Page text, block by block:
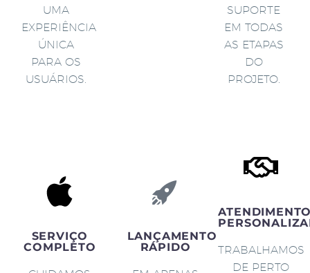
UMA
EXPERIÊNCIA
ÚNICA
PARA OS
USUÁRIOS.
SUPORTE
EM TODAS
AS ETAPAS
DO
PROJETO.
SERVIÇO
COMPLETO
LANÇAMENTO
RÁPIDO
TRABALHAMOS
DE PERTO